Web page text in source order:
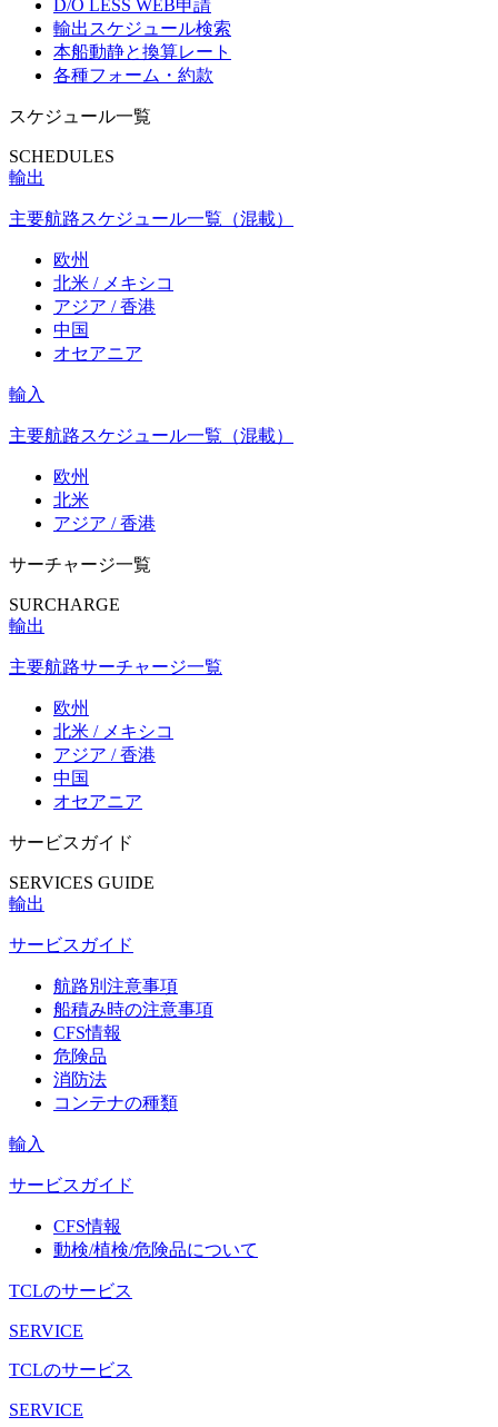
D/O LESS WEB申請
輸出スケジュール検索
本船動静と換算レート
各種フォーム・約款
スケジュール一覧
SCHEDULES
輸出
主要航路スケジュール一覧（混載）
欧州
北米 / メキシコ
アジア / 香港
中国
オセアニア
輸入
主要航路スケジュール一覧（混載）
欧州
北米
アジア / 香港
サーチャージ一覧
SURCHARGE
輸出
主要航路サーチャージ一覧
欧州
北米 / メキシコ
アジア / 香港
中国
オセアニア
サービスガイド
SERVICES GUIDE
輸出
サービスガイド
航路別注意事項
船積み時の注意事項
CFS情報
危険品
消防法
コンテナの種類
輸入
サービスガイド
CFS情報
動検/植検/危険品について
TCLのサービス
SERVICE
TCLのサービス
SERVICE